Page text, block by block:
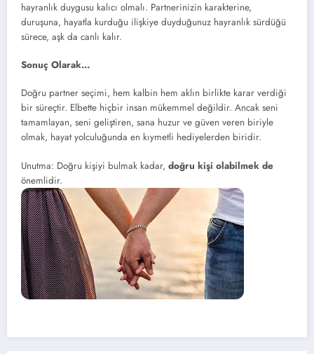
hayranlık duygusu kalıcı olmalı. Partnerinizin karakterine,
duruşuna, hayatla kurduğu ilişkiye duyduğunuz hayranlık sürdüğü
sürece, aşk da canlı kalır.
Sonuç Olarak…
Doğru partner seçimi, hem kalbin hem aklın birlikte karar verdiği
bir süreçtir. Elbette hiçbir insan mükemmel değildir. Ancak seni
tamamlayan, seni geliştiren, sana huzur ve güven veren biriyle
olmak, hayat yolculuğunda en kıymetli hediyelerden biridir.
Unutma: Doğru kişiyi bulmak kadar, doğru kişi olabilmek de
önemlidir.